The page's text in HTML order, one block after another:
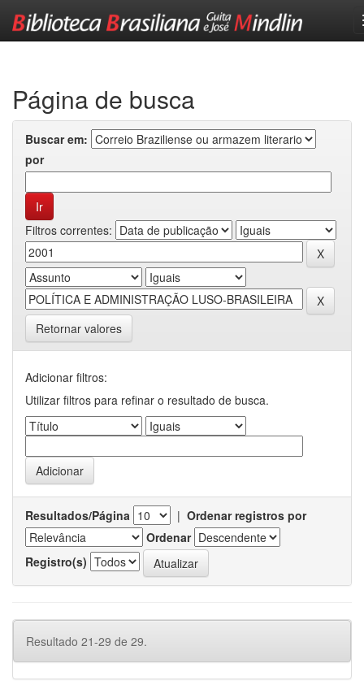
Página de busca
Buscar em:
por
Filtros correntes:
Retornar valores
Adicionar filtros:
Utilizar filtros para refinar o resultado de busca.
Resultados/Página | Ordenar registros por
Ordenar
Registro(s)
Resultado 21-29 de 29.